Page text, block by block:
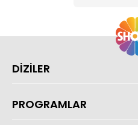
DİZİLER
PROGRAMLAR